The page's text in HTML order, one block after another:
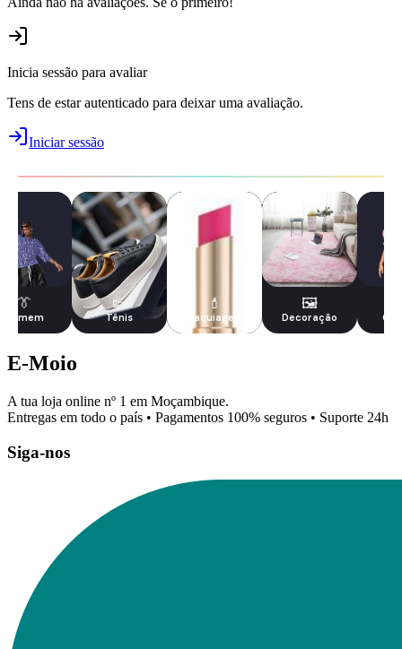
Inicia sessão para avaliar
Tens de estar autenticado para deixar uma avaliação.
Iniciar sessão
👔
Homem
👟
Tênis
💄
Maquiagem
🖼️
Decoração
E-Moio
A tua loja online nº 1 em Moçambique.
Entregas em todo o país • Pagamentos 100% seguros • Suporte 24h
Siga-nos